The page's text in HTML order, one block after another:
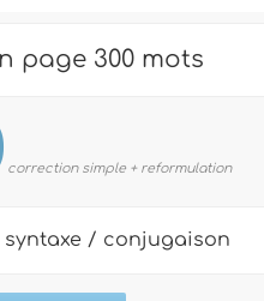
page 300 mots
correction simple + reformulation
/ conjugaison